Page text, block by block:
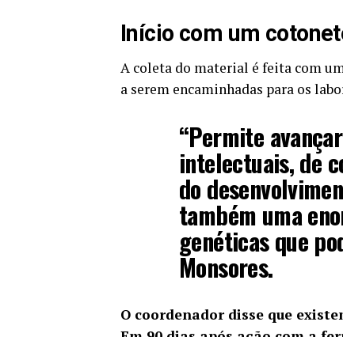
Início com um
A coleta do material é feita com
a serem encaminhadas para os
“Permite
intelectuais, de
do
também uma
genéticas que
Monsores.
O coordenador disse que